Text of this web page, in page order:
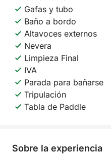
Gafas y tubo
Baño a bordo
Altavoces externos
Nevera
Limpieza Final
IVA
Parada para bañarse
Tripulación
Tabla de Paddle
Sobre la experiencia